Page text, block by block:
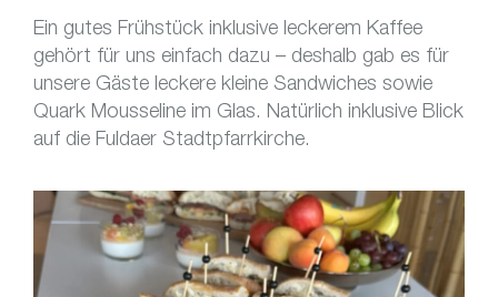
Ein gutes Frühstück inklusive leckerem Kaffee
gehört für uns einfach dazu – deshalb gab es für
unsere Gäste leckere kleine Sandwiches sowie
Quark Mousseline im Glas. Natürlich inklusive Blick
auf die Fuldaer Stadtpfarrkirche.